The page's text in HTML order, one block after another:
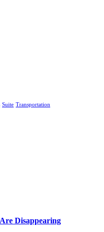
Suite Transportation
Disappearing